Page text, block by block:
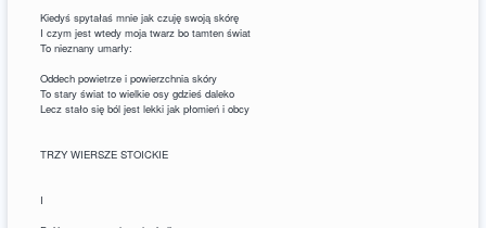
Kiedyś spytałaś mnie jak czuję swoją skórę
I czym jest wtedy moja twarz bo tamten świat
To nieznany umarły:
Oddech powietrze i powierzchnia skóry
To stary świat to wielkie osy gdzieś daleko
Lecz stało się ból jest lekki jak płomień i obcy
TRZY WIERSZE STOICKIE
I